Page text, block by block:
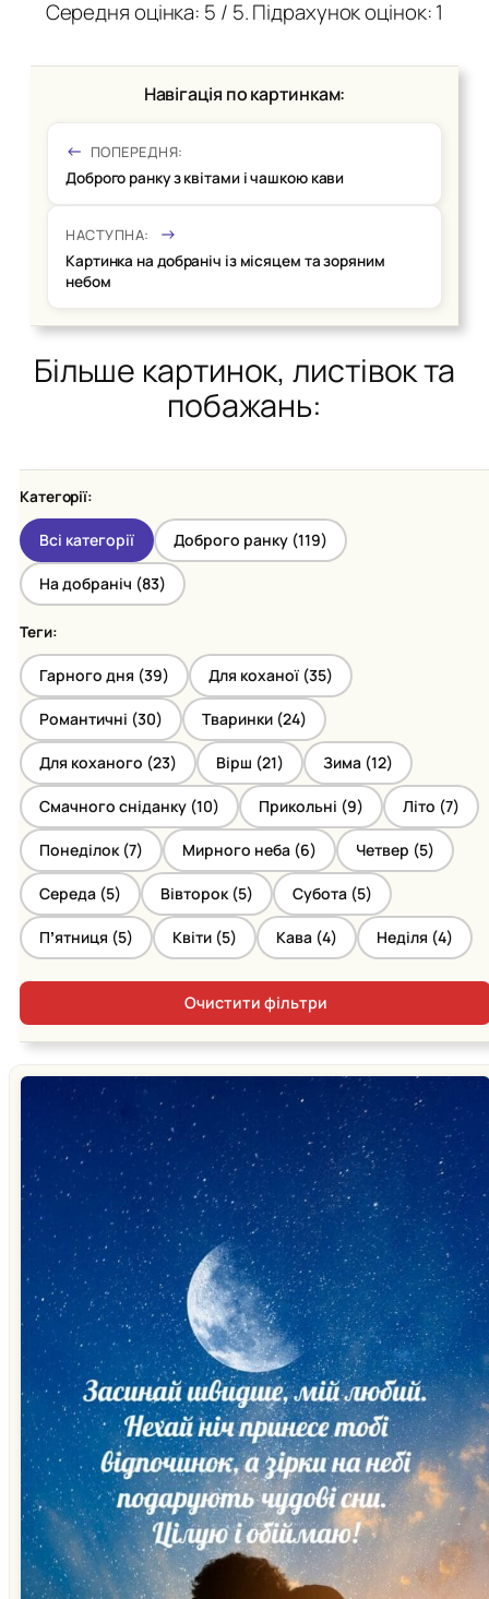
Середня оцінка: 5 / 5. Підрахунок оцінок:1
Навігація по картинкам:
ПОПЕРЕДНЯ:
Доброго ранку з квітами і чашкою кави
НАСТУПНА:
Картинка на добраніч із місяцем та зоряним
небом
Більше картинок, листівок та
побажань:
Категорії:
Всі категорії Доброго ранку (119)
На добраніч (83)
Теги:
Гарного дня (39) Для коханої (35)
Романтичні (30) Тваринки (24)
Для коханого (23) Вірш (21) Зима (12)
Смачного сніданку (10) Прикольні (9) Літо (7)
Понеділок (7) Мирного неба (6) Четвер (5)
Середа (5) Вівторок (5) Субота (5)
Пʼятниця (5) Квіти (5) Кава (4) Неділя (4)
Очистити фільтри